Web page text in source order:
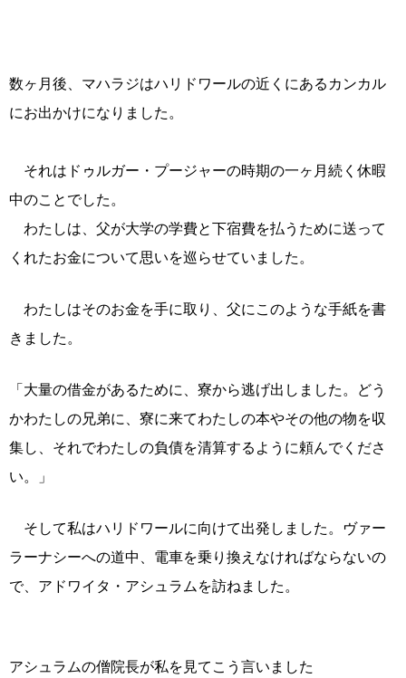
数ヶ月後、マハラジはハリドワールの近くにあるカンカル
にお出かけになりました。
それはドゥルガー・プージャーの時期の一ヶ月続く休暇
中のことでした。
わたしは、父が大学の学費と下宿費を払うために送って
くれたお金について思いを巡らせていました。
わたしはそのお金を手に取り、父にこのような手紙を書
きました。
「大量の借金があるために、寮から逃げ出しました。どう
かわたしの兄弟に、寮に来てわたしの本やその他の物を収
集し、それでわたしの負債を清算するように頼んでくださ
い。」
そして私はハリドワールに向けて出発しました。ヴァー
ラーナシーへの道中、電車を乗り換えなければならないの
で、アドワイタ・アシュラムを訪ねました。
アシュラムの僧院長が私を見てこう言いました